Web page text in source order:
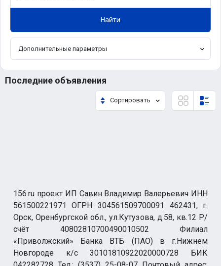
Найти
Дополнительные параметры
Последние объявления
Сортировать
156.ru проект ИП Савин Владимир Валерьевич ИНН
561500221971 ОГРН 304561509700091 462431, г.
Орск, Оренбургской обл., ул.Кутузова, д.58, кв.12 Р/
счёт 40802810700490010502 Филиал
«Приволжский» Банка ВТБ (ПАО) в г.Нижнем
Новгороде к/с 30101810922020000728 БИК